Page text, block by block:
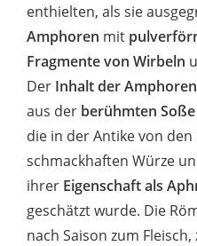
enthielten, als sie
Amphoren mit
Fragmente von Wirbeln
Der Inhalt der Amphoren
aus der berühmten Soße
die in der Antike von
schmackhaften Würze
ihrer Eigenschaft als
geschätzt wurde. Die
nach Saison zum